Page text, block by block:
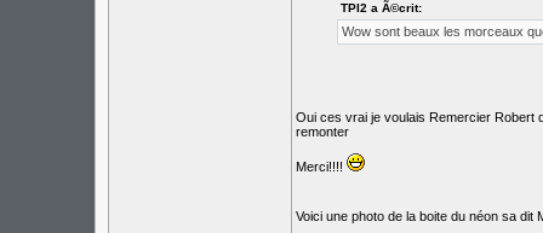
TPI2 a Ã©crit:
Wow sont beaux les morceaux
Oui ces vrai je voulais Remercier Robert
remonter
Merci!!!!
Voici une photo de la boite du néon sa dit